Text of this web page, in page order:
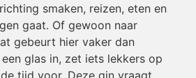
smaken, reizen, eten en
gaat. Of gewoon naar
gebeurt hier vaker dan
glas in, zet iets lekkers op